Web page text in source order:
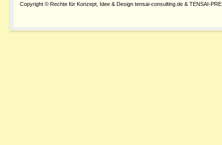
Copyright © Rechte für Konzept, Idee & Design tensai-consulting.de & TENSAI-